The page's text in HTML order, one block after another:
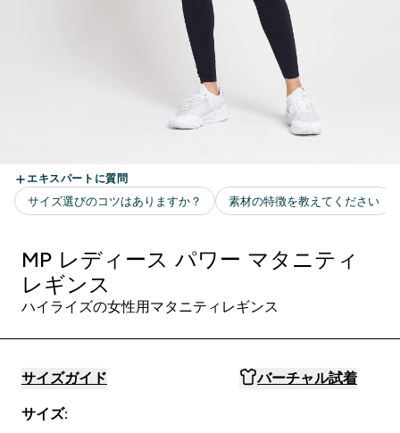
MP レディース パワー マタニティ
レギンス
ハイライズの女性用マタニティレギンス
サイズガイド バーチャル試着
サイズ: